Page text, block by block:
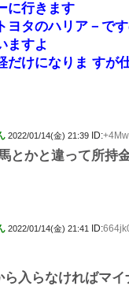
に行きます
ヨタのハリア－で
ますよ
だけになりま すが
2022/01/14(金) 21:39 ID:
とかと違って所持
2022/01/14(金) 21:41 ID:
ら入らなければマ